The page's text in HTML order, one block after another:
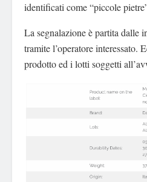
identificati come “piccole
La segnalazione è partita dalle
tramite l’operatore interessato.
prodotto ed i lotti soggetti